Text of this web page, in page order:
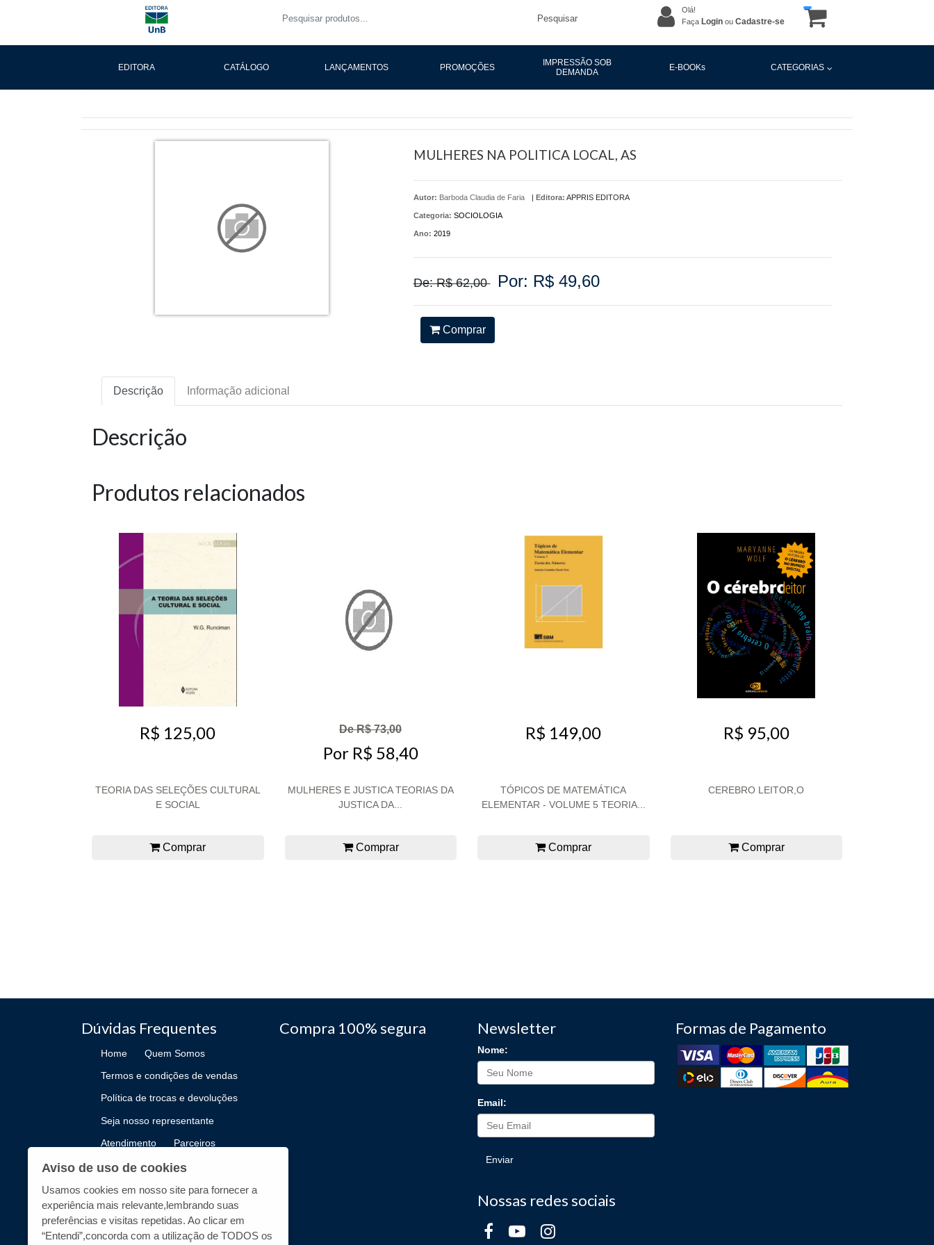
Pesquisar
Olá!
Faça Login ou Cadastre-se
EDITORA CATÁLOGO LANÇAMENTOS PROMOÇÕES
IMPRESSÃO SOB
DEMANDA
E-BOOKs CATEGORIAS
MULHERES NA POLITICA LOCAL, AS
Autor: Barboda Claudia de Faria | Editora: APPRIS EDITORA
Categoria: SOCIOLOGIA
Ano: 2019
De: R$ 62,00 Por: R$ 49,60
Comprar
Descrição Informação adicional
Descrição
Produtos relacionados
R$ 125,00
TEORIA DAS SELEÇÕES CULTURAL
E SOCIAL
Comprar
De R$ 73,00
Por R$ 58,40
MULHERES E JUSTICA TEORIAS DA
JUSTICA DA...
Comprar
R$ 149,00
TÓPICOS DE MATEMÁTICA
ELEMENTAR - VOLUME 5 TEORIA...
Comprar
R$ 95,00
CEREBRO LEITOR,O
Comprar
Dúvidas Frequentes
Home Quem Somos
Termos e condições de vendas
Política de trocas e devoluções
Seja nosso representante
Atendimento Parceiros
Como Publicar
Compra 100% segura Newsletter
Nome:
Email:
Enviar
Nossas redes sociais
Formas de Pagamento
Aviso de uso de cookies
Usamos cookies em nosso site para fornecer a
experiência mais relevante,lembrando suas
preferências e visitas repetidas. Ao clicar em
“Entendi”,concorda com a utilização de TODOS os